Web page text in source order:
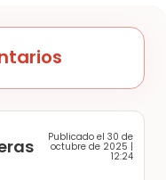
Publicado el 30 de
octubre de 2025 |
12:24